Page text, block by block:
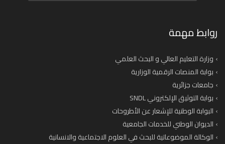
روابط مهمة
وزارة التعليم العالي و البحث العلمي
بوابة المنصات الرقمية الوزارية
جامعات جزائرية
بوابة التوثيق الإلكتروني SNDL
البوابة الوطنية للإشعار عن الأطروحات
الديوان الوطني للخدمات الجامعية
الوكالة الموضوعاتية للبحث في العلوم الاجتماعية والانسانية